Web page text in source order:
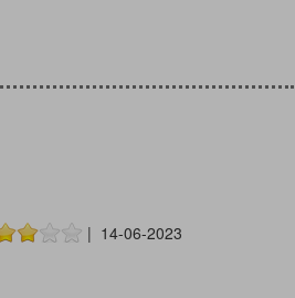
| 14-06-2023